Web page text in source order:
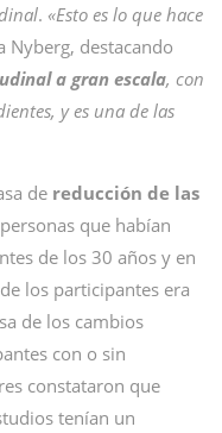
. «Esto es lo que hace
Nyberg, destacando
a gran escala, con
y es una de las
de reducción de las
que habían
de los 30 años y en
los participantes era
de los cambios
con o sin
constataron que
tenían un